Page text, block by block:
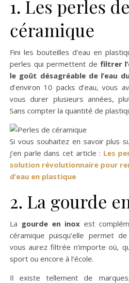
1. Les perles de
céramique
Fini les bouteilles d’eau en
perles qui permettent de filtrer
le goût désagréable de l’eau
d’environ 10 packs d’eau, vous
vous durer plusieurs années,
Sans compter la quantité de
Si vous souhaitez en savoir plus
j’en parle dans cet article : Les
solution révolutionnaire pour
d’eau en plastique
2. La gourde
La gourde en inox est
céramique puisqu’elle permet
vous aurez filtrée n’importe où,
sport ou encore à l’école.
Il existe tellement de